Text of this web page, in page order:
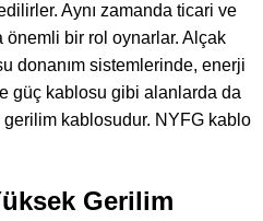
Aynı zamanda ticari ve
bir rol oynarlar. Alçak
donanım sistemlerinde, enerji
güç kablosu gibi alanlarda da
gerilim kablosudur. NYFG kablo
Gerilim